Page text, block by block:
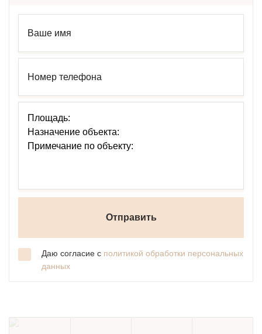
Даю согласие с политикой обработки персональных
данных